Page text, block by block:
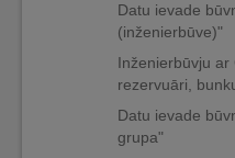
Datu ievade
(inženierbūve)"
Inženierbūvju ar
rezervuāri,
Datu ievade
grupa"